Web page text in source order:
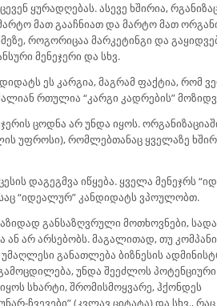
ყურადღებას. ასევე ხშირია,
მათ გააჩნიათ და მარტო მათ
როგორიცაა მარკეტინგი და
მენეჯერი და სხვ.
ეს კარგია, მაგრამ ფაქტია, რომ
რთულია “კარგი კადრების”
ცოდნა არ უნდა იყოს.
უფროსი), რომლებთანაც ყველაზე
დაგეგმვა იწყება. ყველა მენეჯრს
“იდეალურ” კანდიდატს ვპოულობთ.
განსაზღვრული მოთხოვნები,
არ არსებობს. მაგალითად, თუ
განათლება ბიზნესის
უნდა შეეძლოს პოტენციური
სხარტი, შრომისმოყვარე, ჰქონდეს
ჩვევები” (კვლავ ციტატა) და სხვ., რაც